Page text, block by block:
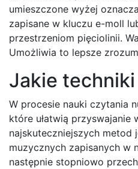
umieszczone wyżej
zapisane w kluczu e-moll
przestrzeniom pięciolinii.
Umożliwia to lepsze
Jakie
W procesie nauki czytania
które ułatwią przyswajanie
najskuteczniejszych
muzycznych zapisanych w
następnie stopniowo